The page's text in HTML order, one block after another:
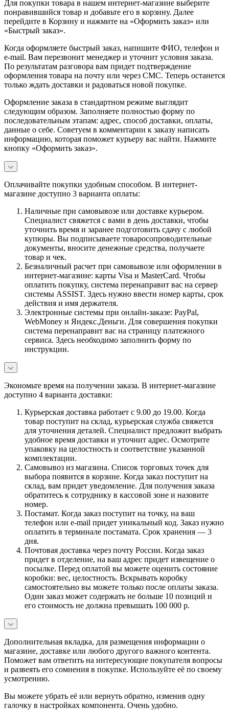
Для покупки товара в нашем интернет-магазине выберите
понравившийся товар и добавьте его в корзину. Далее
перейдите в Корзину и нажмите на «Оформить заказ» или
«Быстрый заказ».
Когда оформляете быстрый заказ, напишите ФИО, телефон и
e-mail. Вам перезвонит менеджер и уточнит условия заказа.
По результатам разговора вам придет подтверждение
оформления товара на почту или через СМС. Теперь останется
только ждать доставки и радоваться новой покупке.
Оформление заказа в стандартном режиме выглядит
следующим образом. Заполняете полностью форму по
последовательным этапам: адрес, способ доставки, оплаты,
данные о себе. Советуем в комментарии к заказу написать
информацию, которая поможет курьеру вас найти. Нажмите
кнопку «Оформить заказ».
Оплачивайте покупки удобным способом. В интернет-
магазине доступно 3 варианта оплаты:
Наличные при самовывозе или доставке курьером.
Специалист свяжется с вами в день доставки, чтобы
уточнить время и заранее подготовить сдачу с любой
купюры. Вы подписываете товаросопроводительные
документы, вносите денежные средства, получаете
товар и чек.
Безналичный расчет при самовывозе или оформлении в
интернет-магазине: карты Visa и MasterCard. Чтобы
оплатить покупку, система перенаправит вас на сервер
системы ASSIST. Здесь нужно ввести номер карты, срок
действия и имя держателя.
Электронные системы при онлайн-заказе: PayPal,
WebMoney и Яндекс.Деньги. Для совершения покупки
система перенаправит вас на страницу платежного
сервиса. Здесь необходимо заполнить форму по
инструкции.
Экономьте время на получении заказа. В интернет-магазине
доступно 4 варианта доставки:
Курьерская доставка работает с 9.00 до 19.00. Когда
товар поступит на склад, курьерская служба свяжется
для уточнения деталей. Специалист предложит выбрать
удобное время доставки и уточнит адрес. Осмотрите
упаковку на целостность и соответствие указанной
комплектации.
Самовывоз из магазина. Список торговых точек для
выбора появится в корзине. Когда заказ поступит на
склад, вам придет уведомление. Для получения заказа
обратитесь к сотруднику в кассовой зоне и назовите
номер.
Постамат. Когда заказ поступит на точку, на ваш
телефон или e-mail придет уникальный код. Заказ нужно
оплатить в терминале постамата. Срок хранения — 3
дня.
Почтовая доставка через почту России. Когда заказ
придет в отделение, на ваш адрес придет извещение о
посылке. Перед оплатой вы можете оценить состояние
коробки: вес, целостность. Вскрывать коробку
самостоятельно вы можете только после оплаты заказа.
Один заказ может содержать не больше 10 позиций и
его стоимость не должна превышать 100 000 р.
Дополнительная вкладка, для размещения информации о
магазине, доставке или любого другого важного контента.
Поможет вам ответить на интересующие покупателя вопросы
и развеять его сомнения в покупке. Используйте её по своему
усмотрению.
Вы можете убрать её или вернуть обратно, изменив одну
галочку в настройках компонента. Очень удобно.